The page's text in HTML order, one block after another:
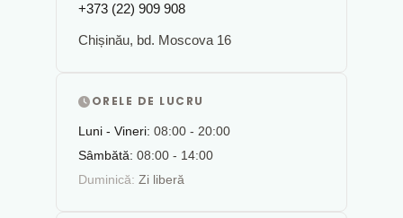
+373 (22) 909 908
Chișinău, bd. Moscova 16
ORELE DE LUCRU
Luni - Vineri: 08:00 - 20:00
Sâmbătă: 08:00 - 14:00
Duminică: Zi liberă